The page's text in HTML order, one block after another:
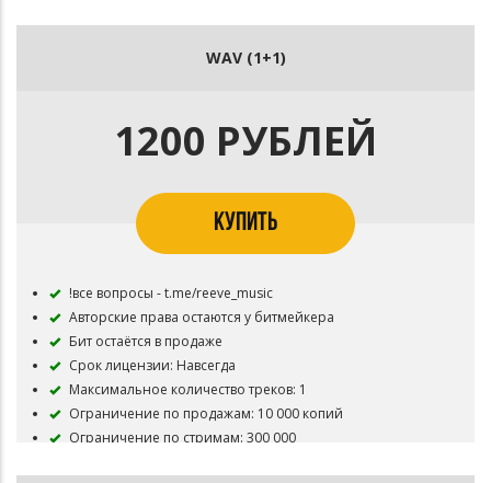
Разрешено размещение трека на цифровых площадках
WAV (1+1)
1200 РУБЛЕЙ
КУПИТЬ
!все вопросы - t.me/reeve_music
Авторские права остаются у битмейкера
Бит остаётся в продаже
Срок лицензии: Навсегда
Максимальное количество треков: 1
Ограничение по продажам: 10 000 копий
Ограничение по стримам: 300 000